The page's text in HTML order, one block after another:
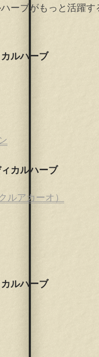
ーブがもっと活躍す
ルハーブ
カルハーブ
ルアカーオ）
ルハーブ